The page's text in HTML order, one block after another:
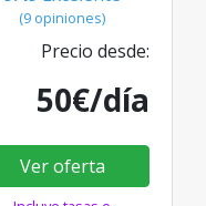
(9 opiniones)
Precio desde:
50€/día
Ver oferta